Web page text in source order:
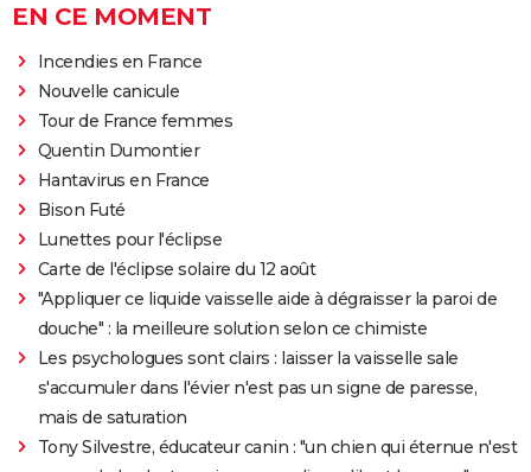
EN CE MOMENT
Incendies en France
Nouvelle canicule
Tour de France femmes
Quentin Dumontier
Hantavirus en France
Bison Futé
Lunettes pour l'éclipse
Carte de l'éclipse solaire du 12 août
"Appliquer ce liquide vaisselle aide à dégraisser la paroi de
douche" : la meilleure solution selon ce chimiste
Les psychologues sont clairs : laisser la vaisselle sale
s'accumuler dans l'évier n'est pas un signe de paresse,
mais de saturation
Tony Silvestre, éducateur canin : "un chien qui éternue n'est